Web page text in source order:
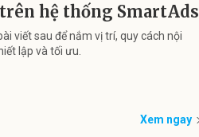
hệ thống SmartAds
viết sau để nắm vị trí, quy cách nội
lập và tối ưu.
Xem ngay